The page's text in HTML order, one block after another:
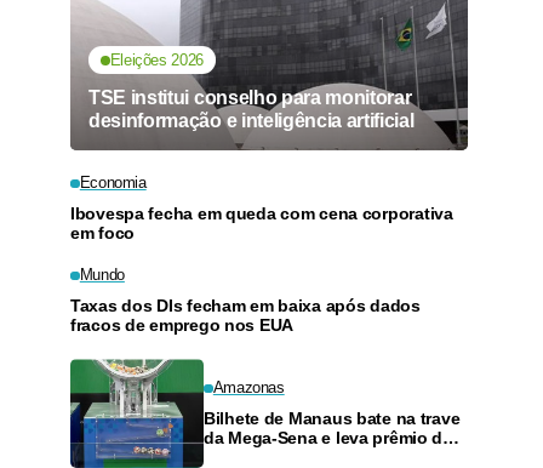
Eleições 2026
TSE institui conselho para monitorar
desinformação e inteligência artificial
Economia
Ibovespa fecha em queda com cena corporativa
em foco
Mundo
Taxas dos DIs fecham em baixa após dados
fracos de emprego nos EUA
Amazonas
Bilhete de Manaus bate na trave
da Mega-Sena e leva prêmio de